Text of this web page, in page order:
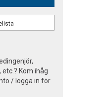
Kom ihåg
/ logga in för